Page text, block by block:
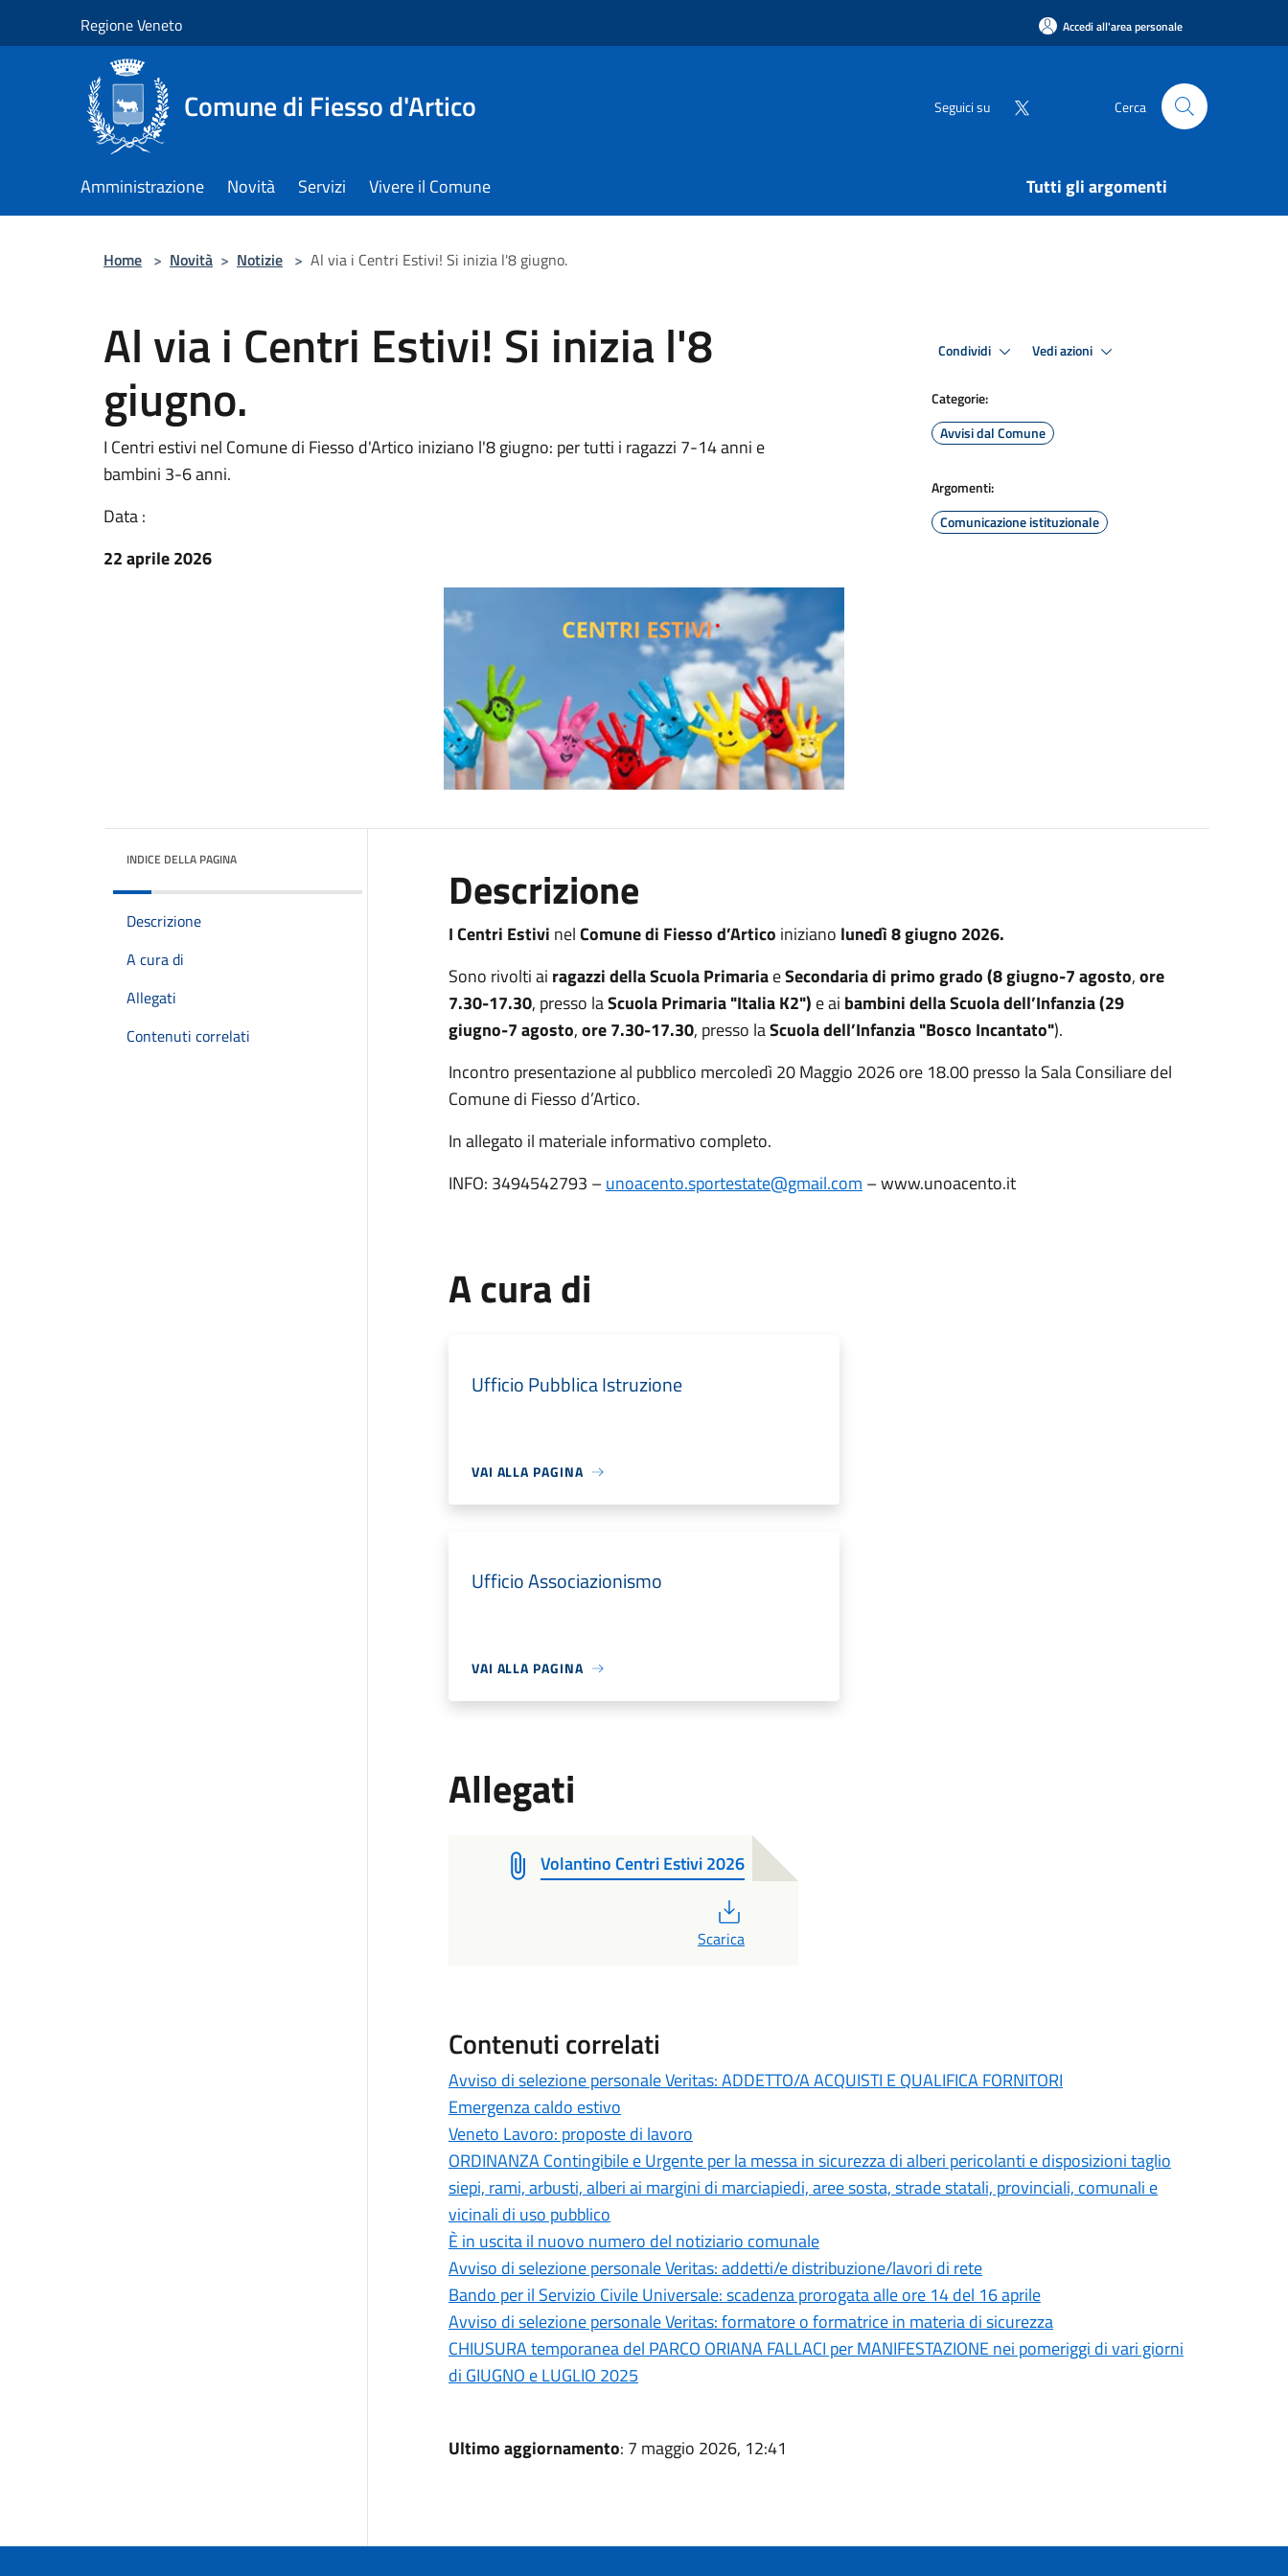
Regione Veneto Accedi all'area personale
Comune di Fiesso d'Artico Seguici su Cerca
Amministrazione Novità Servizi Vivere il Comune Tutti gli argomenti
Home > Novità > Notizie > Al via i Centri Estivi! Si inizia l'8 giugno.
Al via i Centri Estivi! Si inizia l'8
giugno.
I Centri estivi nel Comune di Fiesso d'Artico iniziano l'8 giugno: per tutti i ragazzi 7-14 anni e
bambini 3-6 anni.
Data :
22 aprile 2026
Condividi Vedi azioni
Categorie:
Avvisi dal Comune
Argomenti:
Comunicazione istituzionale
INDICE DELLA PAGINA
Descrizione
A cura di
Allegati
Contenuti correlati
Descrizione
I Centri Estivi nelComune di Fiesso d’Artico iniziano lunedì 8 giugno 2026.
Sono rivolti ai ragazzi della Scuola PrimariaeSecondaria di primo grado(8 giugno-7 agosto,ore
7.30-17.30, presso laScuola Primaria "Italia K2") e ai bambini della Scuola dell’Infanzia(29
giugno-7 agosto,ore 7.30-17.30, presso laScuola dell’Infanzia "Bosco Incantato").
Incontro presentazione al pubblico mercoledì 20 Maggio 2026 ore 18.00 presso la Sala Consiliare del
Comune di Fiesso d’Artico.
In allegato il materiale informativo completo.
INFO: 3494542793 –unoacento.sportestate@gmail.com – www.unoacento.it
A cura di
Ufficio Pubblica Istruzione
VAI ALLA PAGINA
Ufficio Associazionismo
VAI ALLA PAGINA
Allegati
Volantino Centri Estivi 2026
Scarica
Contenuti correlati
Avviso di selezione personale Veritas: ADDETTO/A ACQUISTI E QUALIFICA FORNITORI
Emergenza caldo estivo
Veneto Lavoro: proposte di lavoro
ORDINANZA Contingibile e Urgente per la messa in sicurezza di alberi pericolanti e disposizioni taglio
siepi, rami, arbusti, alberi ai margini di marciapiedi, aree sosta, strade statali, provinciali, comunali e
vicinali di uso pubblico
È in uscita il nuovo numero del notiziario comunale
Avviso di selezione personale Veritas: addetti/e distribuzione/lavori di rete
Bando per il Servizio Civile Universale: scadenza prorogata alle ore 14 del 16 aprile
Avviso di selezione personale Veritas: formatore o formatrice in materia di sicurezza
CHIUSURA temporanea del PARCO ORIANA FALLACI per MANIFESTAZIONE nei pomeriggi di vari giorni
di GIUGNO e LUGLIO 2025
Ultimo aggiornamento: 7 maggio 2026, 12:41